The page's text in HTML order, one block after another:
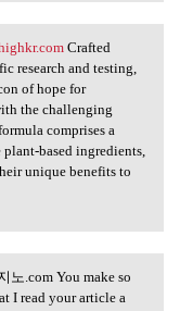
Crafted
research and testing,
of hope for
the challenging
comprises a
based ingredients,
unique benefits to
카지노.com
노.com You make so
I read your article a